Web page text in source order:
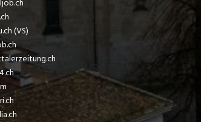
(VS)